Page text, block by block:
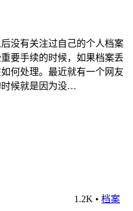
没有关注过自己的个人档案
要手续的时候，如果档案丢
何处理。最近就有一个网友
时候就是因为没…
1.2K • 档案